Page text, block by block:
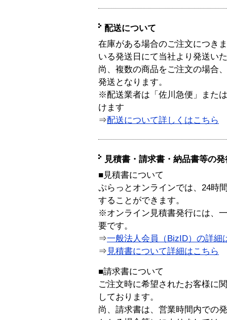
配送について
在庫がある場合のご注文につき
いる発送日にて当社より発送い
尚、複数の商品をご注文の場合
発送となります。
※配送業者は「佐川急便」また
けます
⇒配送について詳しくはこちら
見積書・請求書・納品書等の
■見積書について
ぷらっとオンラインでは、24時
することができます。
※オンライン見積書発行には、
要です。
⇒一般法人会員（BizID）の詳細
⇒ 見積書について詳細はこちら
■請求書について
ご注文時に希望されたお客様に
しております。
尚、請求書は、営業時間内での